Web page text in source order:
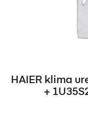
HAIER klima
+